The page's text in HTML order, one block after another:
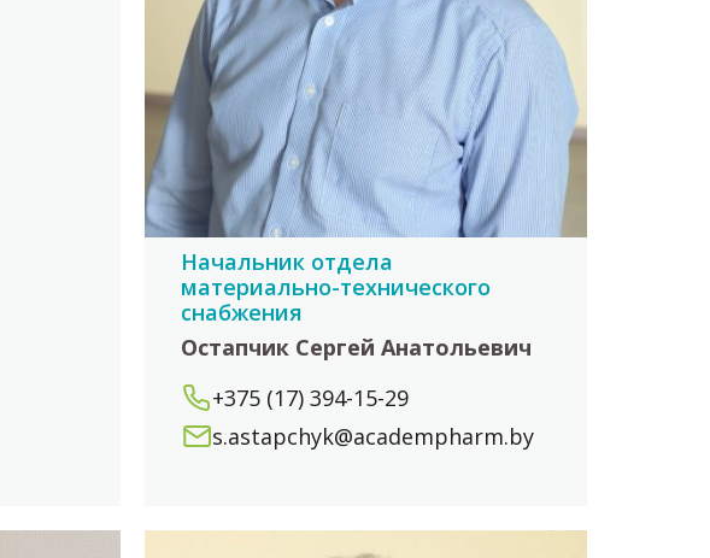
Начальник отдела
материально-технического
снабжения
Остапчик Сергей Анатольевич
+375 (17) 394-15-29
s.astapchyk@academpharm.by